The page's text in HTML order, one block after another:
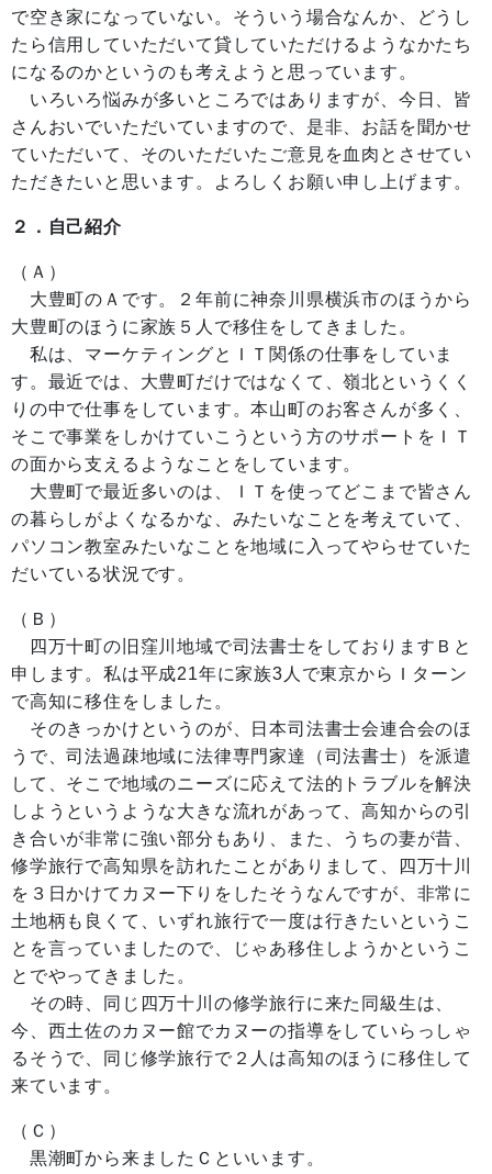
で空き家になっていない。そういう場合なんか、どうし
たら信用していただいて貸していただけるようなかたち
になるのかというのも考えようと思っています。
いろいろ悩みが多いところではありますが、今日、皆
さんおいでいただいていますので、是非、お話を聞かせ
ていただいて、そのいただいたご意見を血肉とさせてい
ただきたいと思います。よろしくお願い申し上げます。
２．自己紹介
（Ａ）
大豊町のＡです。２年前に神奈川県横浜市のほうから
大豊町のほうに家族５人で移住をしてきました。
私は、マーケティングとＩＴ関係の仕事をしていま
す。最近では、大豊町だけではなくて、嶺北というくく
りの中で仕事をしています。本山町のお客さんが多く、
そこで事業をしかけていこうという方のサポートをＩＴ
の面から支えるようなことをしています。
大豊町で最近多いのは、ＩＴを使ってどこまで皆さん
の暮らしがよくなるかな、みたいなことを考えていて、
パソコン教室みたいなことを地域に入ってやらせていた
だいている状況です。
（Ｂ）
四万十町の旧窪川地域で司法書士をしておりますＢと
申します。私は平成21年に家族3人で東京からＩターン
で高知に移住をしました。
そのきっかけというのが、日本司法書士会連合会のほ
うで、司法過疎地域に法律専門家達（司法書士）を派遣
して、そこで地域のニーズに応えて法的トラブルを解決
しようというような大きな流れがあって、高知からの引
き合いが非常に強い部分もあり、また、うちの妻が昔、
修学旅行で高知県を訪れたことがありまして、四万十川
を３日かけてカヌー下りをしたそうなんですが、非常に
土地柄も良くて、いずれ旅行で一度は行きたいというこ
とを言っていましたので、じゃあ移住しようかというこ
とでやってきました。
その時、同じ四万十川の修学旅行に来た同級生は、
今、西土佐のカヌー館でカヌーの指導をしていらっしゃ
るそうで、同じ修学旅行で２人は高知のほうに移住して
来ています。
（Ｃ）
黒潮町から来ましたＣといいます。